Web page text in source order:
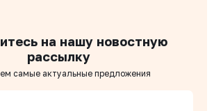
на нашу новостную
рассылку
самые актуальные предложения